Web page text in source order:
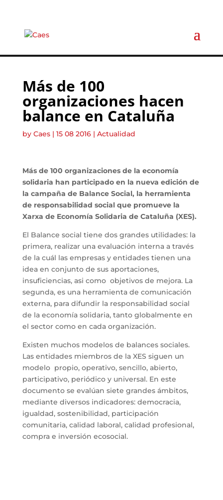
Más de 100
organizaciones hacen
balance en Cataluña
by Caes| 15 08 2016| Actualidad
Más de 100 organizaciones de la economía
solidaria han participado en la nueva edición de
la campaña de Balance Social, la herramienta
de responsabilidad social que promueve la
Xarxa de Economía Solidaria de Cataluña (XES).
El Balance social tiene dos grandes utilidades: la
primera, realizar una evaluación interna a través
de la cuál las empresas y entidades tienen una
idea en conjunto de sus aportaciones,
insuficiencias, asi como objetivos de mejora. La
segunda, es una herramienta de comunicación
externa, para difundir la responsabilidad social
de la economía solidaria, tanto globalmente en
el sector como en cada organización.
Existen muchos modelos de balances sociales.
Las entidades miembros de la XES siguen un
modelo propio, operativo, sencillo, abierto,
participativo, periódico y universal. En este
documento se evalúan siete grandes ámbitos,
mediante diversos indicadores: democracia,
igualdad, sostenibilidad, participación
comunitaria, calidad laboral, calidad profesional,
compra e inversión ecosocial.